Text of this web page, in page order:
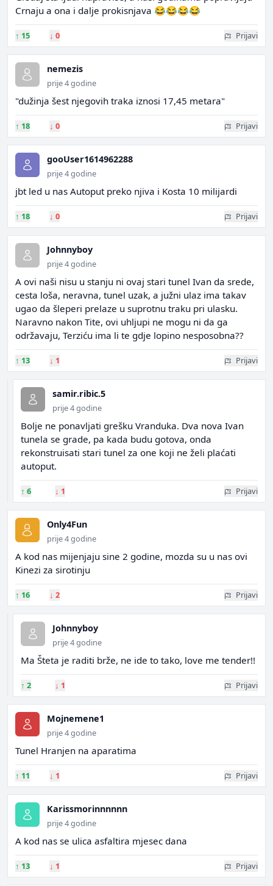
Crnaju a ona i dalje prokisnjava 😂😂😂😂
↑ 15 ↓ 0 Prijavi
nemezis
prije 4 godine
"dužinja šest njegovih traka iznosi 17,45 metara"
↑ 18 ↓ 0 Prijavi
gooUser1614962288
prije 4 godine
jbt led u nas Autoput preko njiva i Kosta 10 milijardi
↑ 18 ↓ 0 Prijavi
Johnnyboy
prije 4 godine
A ovi naši nisu u stanju ni ovaj stari tunel Ivan da srede,
cesta loša, neravna, tunel uzak, a južni ulaz ima takav
ugao da šleperi prelaze u suprotnu traku pri ulasku.
Naravno nakon Tite, ovi uhljupi ne mogu ni da ga
održavaju, Terziću ima li te gdje lopino nesposobna??
↑ 13 ↓ 1 Prijavi
samir.ribic.5
prije 4 godine
Bolje ne ponavljati grešku Vranduka. Dva nova Ivan
tunela se grade, pa kada budu gotova, onda
rekonstruisati stari tunel za one koji ne želi plaćati
autoput.
↑ 6 ↓ 1 Prijavi
Only4Fun
prije 4 godine
A kod nas mijenjaju sine 2 godine, mozda su u nas ovi
Kinezi za sirotinju
↑ 16 ↓ 2 Prijavi
Johnnyboy
prije 4 godine
Ma Šteta je raditi brže, ne ide to tako, love me tender!!
↑ 2 ↓ 1 Prijavi
Mojnemene1
prije 4 godine
Tunel Hranjen na aparatima
↑ 11 ↓ 1 Prijavi
Karissmorinnnnnn
prije 4 godine
A kod nas se ulica asfaltira mjesec dana
↑ 13 ↓ 1 Prijavi